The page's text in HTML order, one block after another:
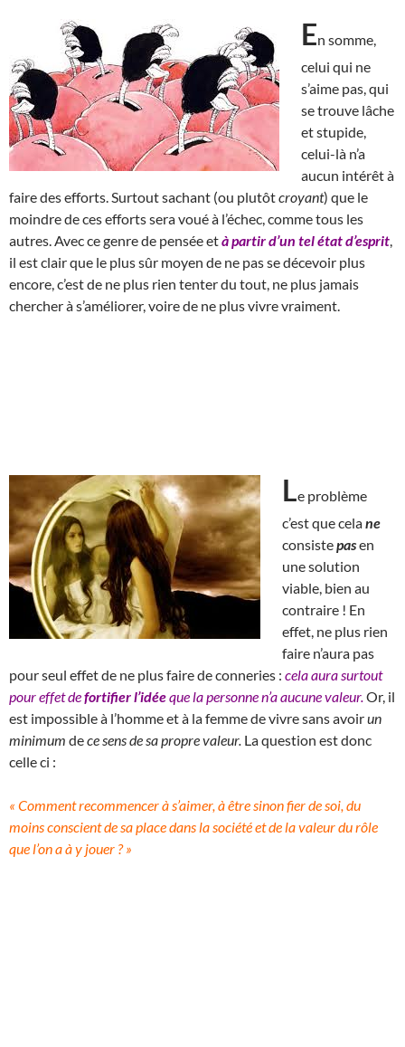
En somme,
celui qui ne
s’aime pas, qui
se trouve lâche
et stupide,
celui-là n’a
aucun intérêt à
faire des efforts. Surtout sachant (ou plutôtcroyant) que le
moindre de ces efforts sera voué à l’échec, comme tous les
autres. Avec ce genre de pensée età partir d’un tel état d’esprit
il est clair que le plus sûr moyen de ne pas se décevoir plus
encore, c’est de ne plus rien tenter du tout, ne plus jamais
chercher à s’améliorer, voire de ne plus vivre vraiment.
Le problème
c’est que celane
consistepasen
une solution
viable, bien au
contraire ! En
effet, ne plus rien
faire n’aura pas
pour seul effet de ne plus faire de conneries : cela aura surtout
pour effet defortifier l’idéeque la personne n’a aucune valeur. Or, il
est impossible à l’homme et à la femme de vivre sans avoirun
minimum dece sens de sa propre valeur. La question est donc
celle ci :
« Comment recommencer à s’aimer, à être sinon fier de soi, du
moins conscient de sa place dans la société et de la valeur du rôle
que l’on a à y jouer ? »